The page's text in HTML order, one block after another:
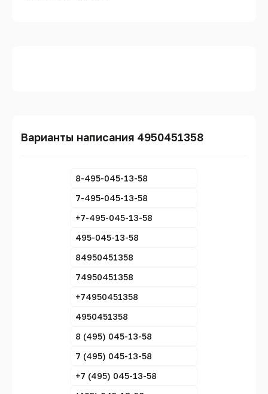
Варианты написания 4950451358
8-495-045-13-58
7-495-045-13-58
+7-495-045-13-58
495-045-13-58
84950451358
74950451358
+74950451358
4950451358
8 (495) 045-13-58
7 (495) 045-13-58
+7 (495) 045-13-58